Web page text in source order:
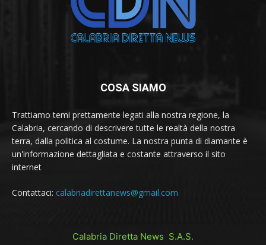
COSA SIAMO
Trattiamo temi prettamente legati alla nostra regione, la
Calabria, cercando di descrivere tutte le realtà della nostra
terra, dalla politica al costume. La nostra punta di diamante è
un'informazione dettagliata e costante attraverso il sito
internet
Contattaci: calabriadirettanews@gmail.com
Calabria Diretta News S.A.S.